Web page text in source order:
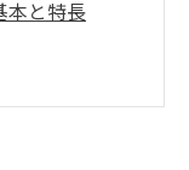
本と特長
ク技術